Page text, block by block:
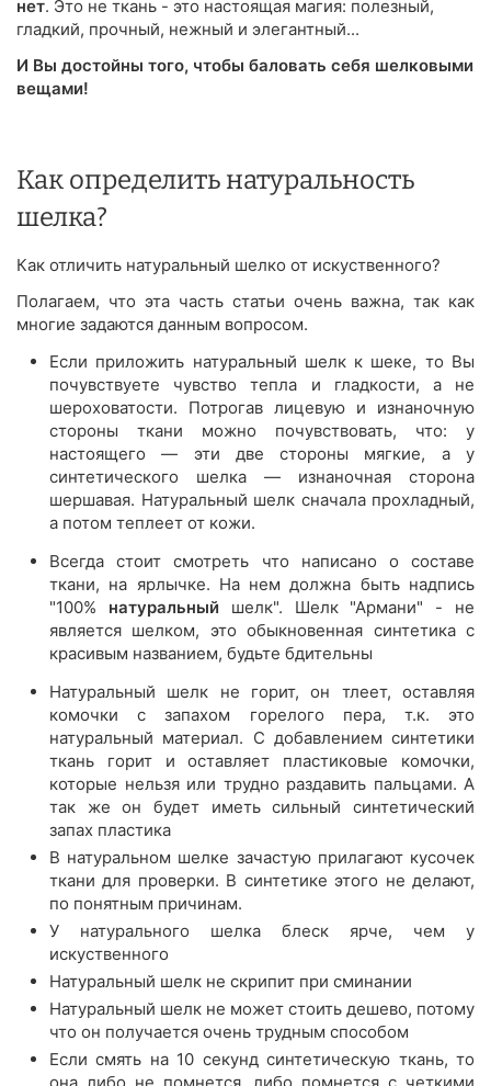
нет. Это не ткань - это настоящая магия: полезный,
гладкий, прочный, нежный и элегантный...
И Вы достойны того, чтобы баловать себя шелковыми
вещами!
Как определить натуральность
шелка?
Как отличить натуральный шелко от искуственного?
Полагаем, что эта часть статьи очень важна, так как
многие задаются данным вопросом.
Если приложить натуральный шелк к шеке, то Вы
почувствуете чувство тепла и гладкости, а не
шероховатости. Потрогав лицевую и изнаночную
стороны ткани можно почувствовать, что: у
настоящего — эти две стороны мягкие, а у
синтетического шелка — изнаночная сторона
шершавая. Натуральный шелк сначала прохладный,
а потом теплеет от кожи.
Всегда стоит смотреть что написано о составе
ткани, на ярлычке. На нем должна быть надпись
"100% натуральный шелк". Шелк "Армани" - не
является шелком, это обыкновенная синтетика с
красивым названием, будьте бдительны
Натуральный шелк не горит, он тлеет, оставляя
комочки с запахом горелого пера, т.к. это
натуральный материал. С добавлением синтетики
ткань горит и оставляет пластиковые комочки,
которые нельзя или трудно раздавить пальцами. А
так же он будет иметь сильный синтетический
запах пластика
В натуральном шелке зачастую прилагают кусочек
ткани для проверки. В синтетике этого не делают,
по понятным причинам.
У натурального шелка блеск ярче, чем у
искуственного
Натуральный шелк не скрипит при сминании
Натуральный шелк не может стоить дешево, потому
что он получается очень трудным способом
Если смять на 10 секунд синтетическую ткань, то
она либо не помнется, либо помнется с четкими